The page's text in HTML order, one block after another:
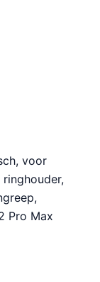
voor
Pro Max